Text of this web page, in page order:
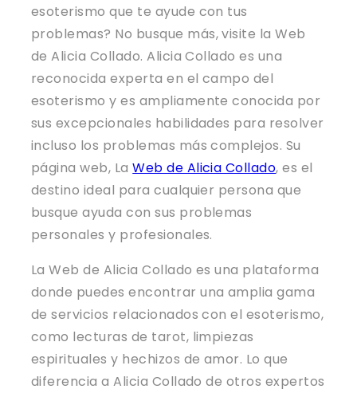
esoterismo que te ayude con tus
problemas? No busque más, visite la Web
de Alicia Collado. Alicia Collado es una
reconocida experta en el campo del
esoterismo y es ampliamente conocida por
sus excepcionales habilidades para resolver
incluso los problemas más complejos. Su
página web, LaWeb de Alicia Collado, es el
destino ideal para cualquier persona que
busque ayuda con sus problemas
personales y profesionales.
La Web de Alicia Collado es una plataforma
donde puedes encontrar una amplia gama
de servicios relacionados con el esoterismo,
como lecturas de tarot, limpiezas
espirituales y hechizos de amor. Lo que
diferencia a Alicia Collado de otros expertos